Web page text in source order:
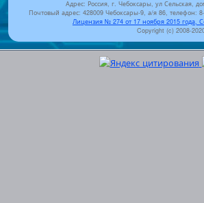
Адрес: Россия, г. Чебоксары, ул Сельская,
Почтовый адрес: 428009 Чебоксары-9, а/я 86, телефон:
Лицензия № 274 от 17 ноября 2015 года,
Copyright (c) 2008-